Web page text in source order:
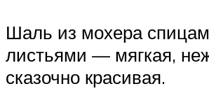
Шаль из мохера
листьями — мягкая,
сказочно красивая.